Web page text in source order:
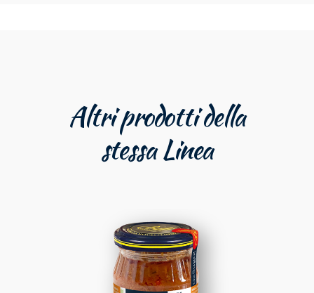
Altri prodotti della
stessa Linea